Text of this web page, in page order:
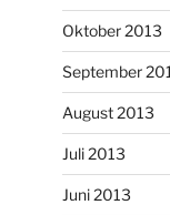
Oktober 2013
September
August 2013
Juli 2013
Juni 2013